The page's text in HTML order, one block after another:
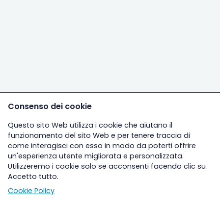
Consenso dei cookie
Questo sito Web utilizza i cookie che aiutano il
funzionamento del sito Web e per tenere traccia di
come interagisci con esso in modo da poterti offrire
un'esperienza utente migliorata e personalizzata.
Utilizzeremo i cookie solo se acconsenti facendo clic su
Accetto tutto.
Cookie Policy